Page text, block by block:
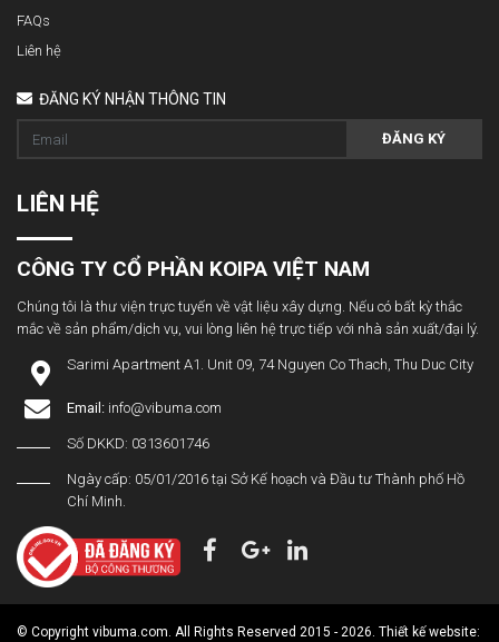
FAQs
Liên hệ
ĐĂNG KÝ NHẬN THÔNG TIN
ĐĂNG KÝ
LIÊN HỆ
CÔNG TY CỔ PHẦN KOIPA VIỆT NAM
Chúng tôi là thư viện trực tuyến về vật liệu xây dựng. Nếu có bất kỳ thắc
mắc về sản phẩm/dịch vụ, vui lòng liên hệ trực tiếp với nhà sản xuất/đại lý.
Sarimi Apartment A1. Unit 09, 74 Nguyen Co Thach, Thu Duc City
Email: info@vibuma.com
Số DKKD: 0313601746
Ngày cấp: 05/01/2016 tại Sở Kế hoạch và Đầu tư Thành phố Hồ
Chí Minh.
© Copyright vibuma.com. All Rights Reserved 2015 - 2026. Thiết kế website: